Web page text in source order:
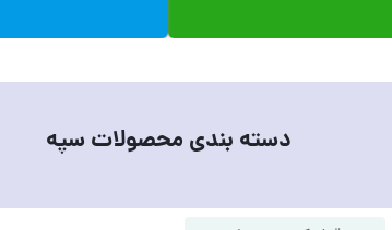
دسته بندی محصولات سپه